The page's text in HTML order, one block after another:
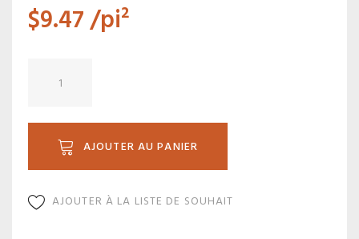
$9.47/pi²
346CC
AJOUTER AU PANIER
AJOUTER À LA LISTE DE SOUHAIT